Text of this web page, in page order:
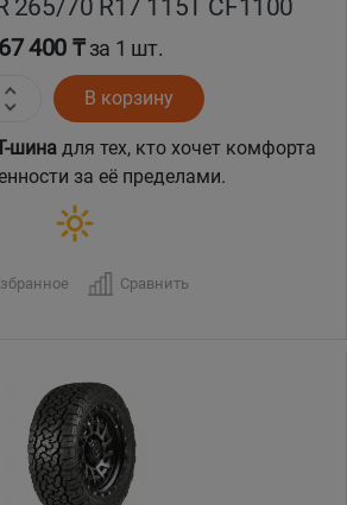
265/70 R17 115T CF1100
67 400 ₸за 1 шт.
В корзину
шина для тех, кто хочет комфорта
за её пределами.
Сравнить